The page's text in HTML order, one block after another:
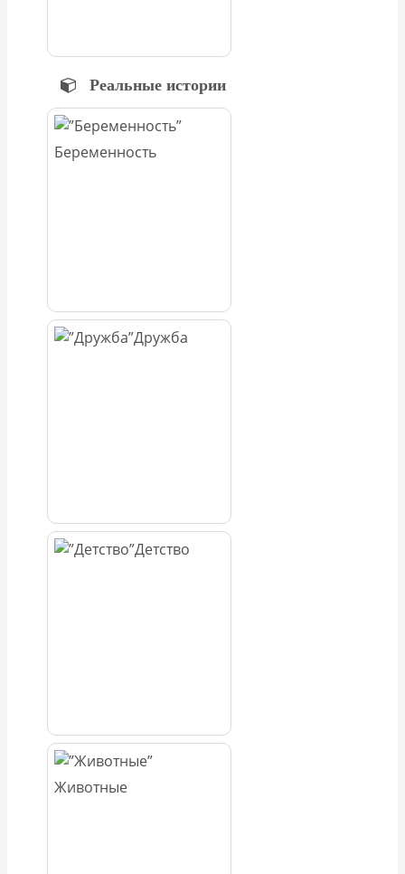
Реальные истории
Беременность
Дружба
Детство
Животные